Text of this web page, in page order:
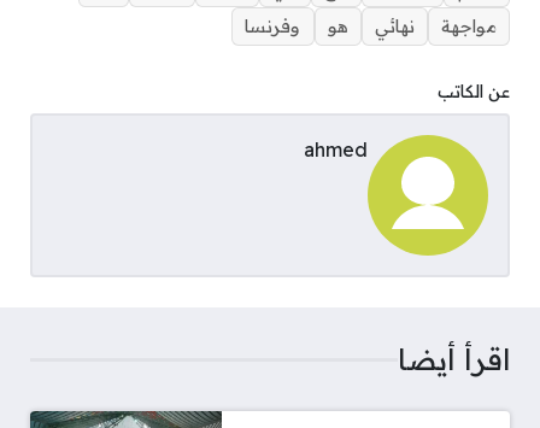
مواجهة
نهائي هو وفرنسا
عن الكاتب
ahmed
اقرأ أيضا